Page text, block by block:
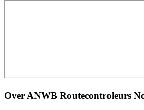
Over ANWB Routecontroleurs